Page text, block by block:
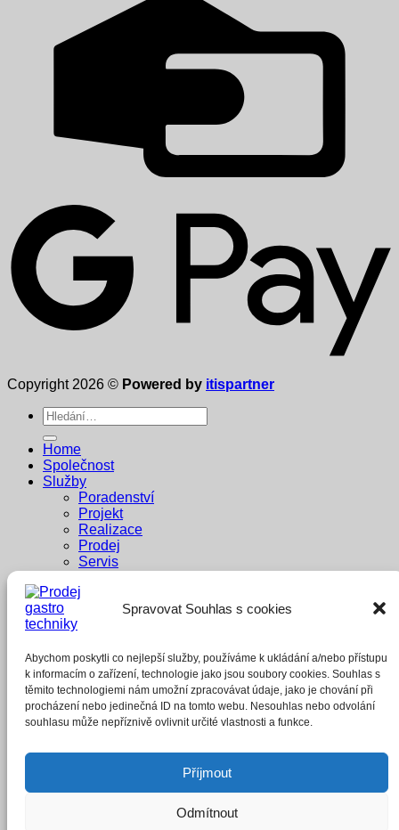
Spravovat Souhlas s cookies
Abychom poskytli co nejlepší služby, používáme k ukládání a/nebo přístupu
k informacím o zařízení, technologie jako jsou soubory cookies. Souhlas s
těmito technologiemi nám umožní zpracovávat údaje, jako je chování při
procházení nebo jedinečná ID na tomto webu. Nesouhlas nebo odvolání
souhlasu může nepříznivě ovlivnit určité vlastnosti a funkce.
Příjmout
Odmítnout
Copyright 2026 © Powered by itispartner
Hledat:
Home
Společnost
Služby
Poradenství
Projekt
Realizace
Prodej
Servis
Reference
Penzion Pastouška
Whisky Bar
E-shop
Přihlášení
Heslo*Povinné